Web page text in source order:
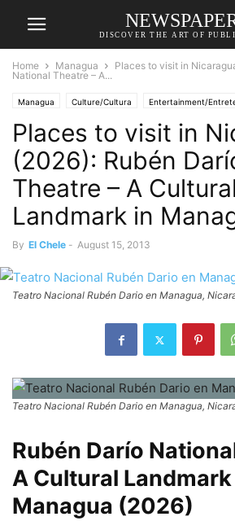
DISCOVER THE ART OF
Home Managua
Places to visit in
National Theatre – A...
Managua Culture/Cultura Entertainment/
Tourism/Turismo
Places to visit in
(2026): Rubén
Theatre – A Cultural
Landmark in
By El Chele - August 15, 2013
Teatro Nacional Rubén Dario en Managua,
Teatro Nacional Rubén Dario en Managua,
Rubén Darío
A Cultural
Managua (2026)